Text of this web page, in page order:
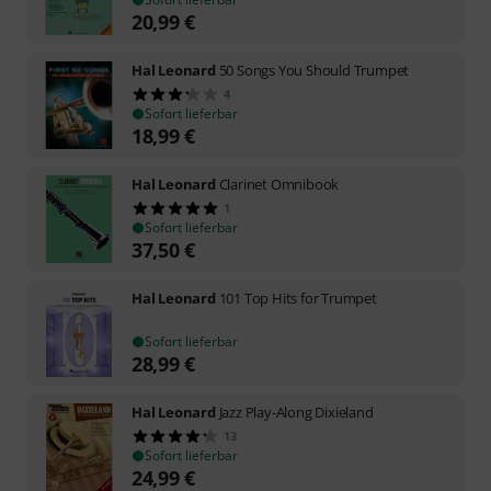
20,99€
Hal Leonard 50 Songs You Should Trumpet
4
Sofort lieferbar
18,99€
Hal Leonard Clarinet Omnibook
1
Sofort lieferbar
37,50€
Hal Leonard 101 Top Hits for Trumpet
Sofort lieferbar
28,99€
Hal Leonard Jazz Play-Along Dixieland
13
Sofort lieferbar
24,99€